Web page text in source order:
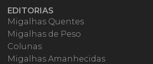
EDITORIAS
Migalhas Quentes
Migalhas de Peso
Colunas
Migalhas Amanhecidas